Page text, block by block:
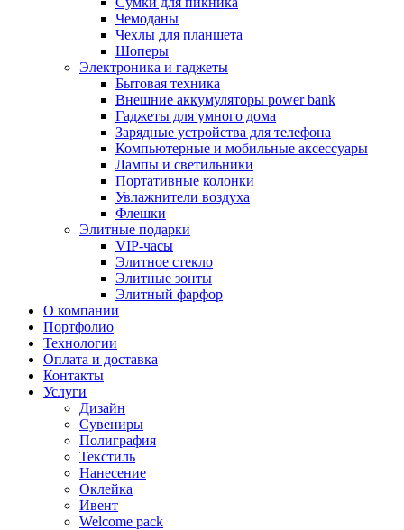
Чемоданы
Чехлы для планшета
Шоперы
Электроника и гаджеты
Бытовая техника
Внешние аккумуляторы power bank
Гаджеты для умного дома
Зарядные устройства для телефона
Компьютерные и мобильные аксессуары
Лампы и светильники
Портативные колонки
Увлажнители воздуха
Флешки
Элитные подарки
VIP-часы
Элитное стекло
Элитные зонты
Элитный фарфор
О компании
Портфолио
Технологии
Оплата и доставка
Контакты
Услуги
Дизайн
Сувениры
Полиграфия
Текстиль
Нанесение
Оклейка
Ивент
Welcome pack